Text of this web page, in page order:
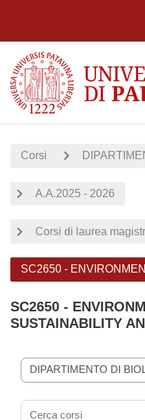
Corsi
A.A.2025 - 2026
Corsi di laurea
SC2650 -
SC2650 -
SUSTAINABILITY
Categorie di corso
Cerca corsi